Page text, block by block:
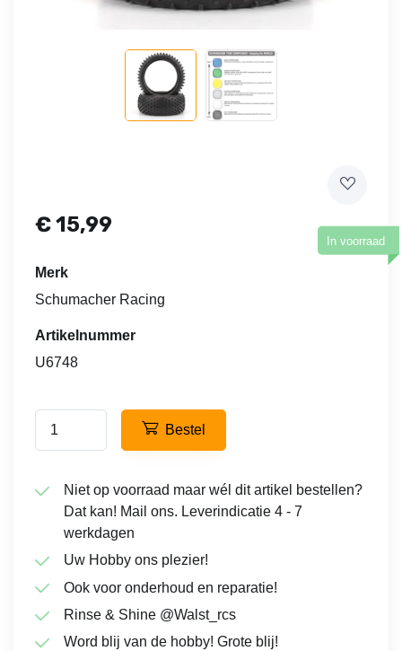
€15,99
In voorraad
Merk
Schumacher Racing
Artikelnummer
U6748
Bestel
Niet op voorraad maar wél dit artikel bestellen?
Dat kan! Mail ons. Leverindicatie 4 - 7
werkdagen
Uw Hobby ons plezier!
Ook voor onderhoud en reparatie!
Rinse & Shine @Walst_rcs
Word blij van de hobby! Grote blij!